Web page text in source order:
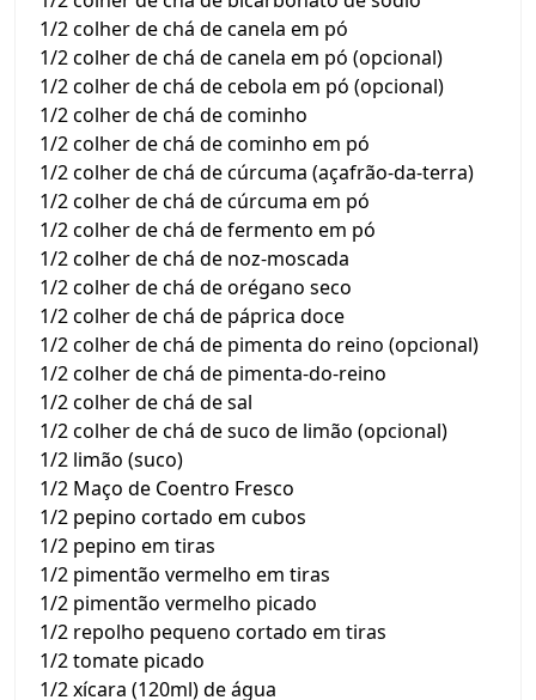
1/2 colher de chá de canela em pó
1/2 colher de chá de canela em pó (opcional)
1/2 colher de chá de cebola em pó (opcional)
1/2 colher de chá de cominho
1/2 colher de chá de cominho em pó
1/2 colher de chá de cúrcuma (açafrão-da-terra)
1/2 colher de chá de cúrcuma em pó
1/2 colher de chá de fermento em pó
1/2 colher de chá de noz-moscada
1/2 colher de chá de orégano seco
1/2 colher de chá de páprica doce
1/2 colher de chá de pimenta do reino (opcional)
1/2 colher de chá de pimenta-do-reino
1/2 colher de chá de sal
1/2 colher de chá de suco de limão (opcional)
1/2 limão (suco)
1/2 Maço de Coentro Fresco
1/2 pepino cortado em cubos
1/2 pepino em tiras
1/2 pimentão vermelho em tiras
1/2 pimentão vermelho picado
1/2 repolho pequeno cortado em tiras
1/2 tomate picado
1/2 xícara (120ml) de água